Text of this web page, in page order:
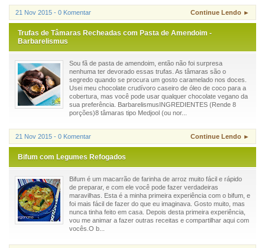
21 Nov 2015 - 0 Komentar Continue Lendo ►
Trufas de Tâmaras Recheadas com Pasta de Amendoim -
Barbarelismus
Sou fã de pasta de amendoim, então não foi surpresa
nenhuma ter devorado essas trufas. As tâmaras são o
segredo quando se procura um gosto caramelado nos doces.
Usei meu chocolate crudívoro caseiro de óleo de coco para a
cobertura, mas você pode usar qualquer chocolate vegano da
sua preferência. BarbarelismusINGREDIENTES (Rende 8
porções)8 tâmaras tipo Medjool (ou nor...
21 Nov 2015 - 0 Komentar Continue Lendo ►
Bifum com Legumes Refogados
Bifum é um macarrão de farinha de arroz muito fácil e rápido
de preparar, e com ele você pode fazer verdadeiras
maravilhas. Esta é a minha primeira experiência com o bifum, e
foi mais fácil de fazer do que eu imaginava. Gosto muito, mas
nunca tinha feito em casa. Depois desta primeira experiência,
vou me animar a fazer outras receitas e compartilhar aqui com
vocês.O b...